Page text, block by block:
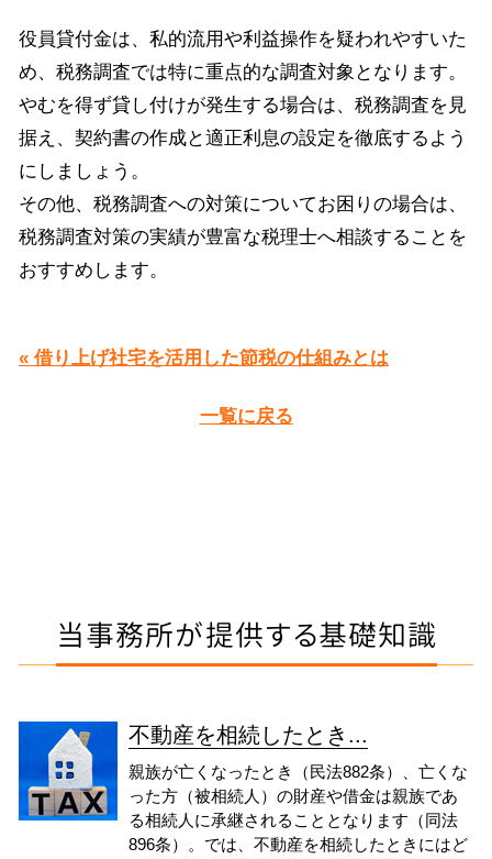
役員貸付金は、私的流用や利益操作を疑われやすいた
め、税務調査では特に重点的な調査対象となります。
やむを得ず貸し付けが発生する場合は、税務調査を見
据え、契約書の作成と適正利息の設定を徹底するよう
にしましょう。
その他、税務調査への対策についてお困りの場合は、
税務調査対策の実績が豊富な税理士へ相談することを
おすすめします。
« 借り上げ社宅を活用した節税の仕組みとは
一覧に戻る
当事務所が提供する基礎知識
不動産を相続したとき...
親族が亡くなったとき（民法882条）、亡くな
った方（被相続人）の財産や借金は親族であ
る相続人に承継されることとなります（同法
896条）。では、不動産を相続したときにはど